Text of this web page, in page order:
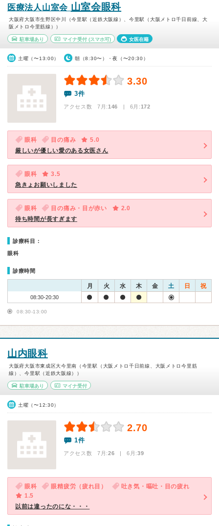
医療法人山室会 山室会眼科
大阪府大阪市生野区中川（今里駅（近鉄大阪線）、今里駅（大阪メトロ千日前線、大
阪メトロ今里筋線））
駐車場あり マイナ受付(スマホ可) 女医在籍
土曜（〜13:00） 朝（8:30〜）・夜（〜20:30）
3.30
3件
アクセス数 7月:146 | 6月:172
眼科 目の痛み
5.0
厳しいが優しい愛のある女医さん
眼科
3.5
急きょお願いしました
眼科 目の痛み・目が赤い
2.0
待ち時間が長すぎます
診療科目：
眼科
診療時間
月 火 水 木 金 土 日 祝
08:30-20:30
08:30-13:00
山内眼科
大阪府大阪市東成区大今里南（今里駅（大阪メトロ千日前線、大阪メトロ今里筋
線）、今里駅（近鉄大阪線））
駐車場あり マイナ受付
土曜（〜12:30）
2.70
1件
アクセス数 7月:26 | 6月:39
眼科 眼精疲労（疲れ目）
吐き気・嘔吐・目の疲れ
1.5
以前は違ったのにな・・・